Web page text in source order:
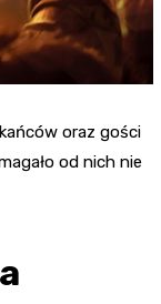
oraz gości
od nich nie